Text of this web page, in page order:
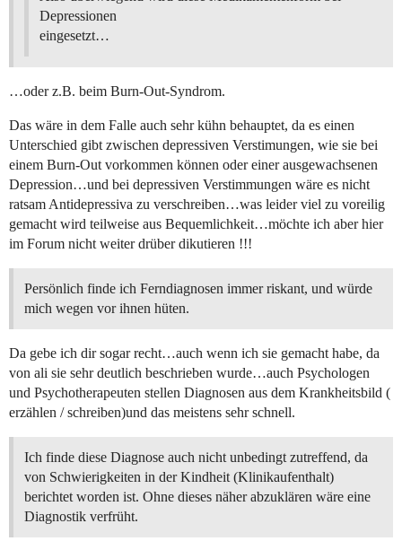
Depressionen
eingesetzt…
…oder z.B. beim Burn-Out-Syndrom.
Das wäre in dem Falle auch sehr kühn behauptet, da es einen
Unterschied gibt zwischen depressiven Verstimungen, wie sie bei
einem Burn-Out vorkommen können oder einer ausgewachsenen
Depression…und bei depressiven Verstimmungen wäre es nicht
ratsam Antidepressiva zu verschreiben…was leider viel zu voreilig
gemacht wird teilweise aus Bequemlichkeit…möchte ich aber hier
im Forum nicht weiter drüber dikutieren !!!
Persönlich finde ich Ferndiagnosen immer riskant, und würde
mich wegen vor ihnen hüten.
Da gebe ich dir sogar recht…auch wenn ich sie gemacht habe, da
von ali sie sehr deutlich beschrieben wurde…auch Psychologen
und Psychotherapeuten stellen Diagnosen aus dem Krankheitsbild (
erzählen / schreiben)und das meistens sehr schnell.
Ich finde diese Diagnose auch nicht unbedingt zutreffend, da
von Schwierigkeiten in der Kindheit (Klinikaufenthalt)
berichtet worden ist. Ohne dieses näher abzuklären wäre eine
Diagnostik verfrüht.